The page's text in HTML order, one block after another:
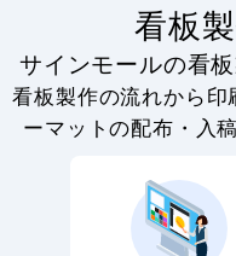
看板
サインモールの看
看板製作の流れから印
ーマットの配布・入